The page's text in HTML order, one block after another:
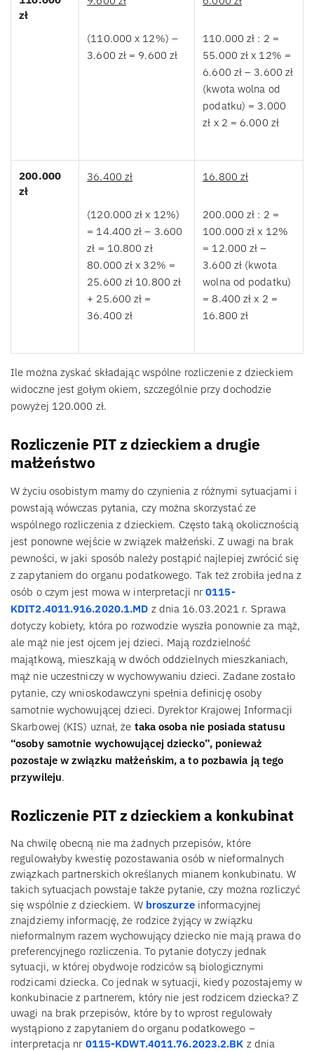
zł
(110.000 x 12%) –
3.600 zł = 9.600 zł
110.000 zł : 2 =
55.000 zł x 12% =
6.600 zł – 3.600 zł
(kwota wolna od
podatku) = 3.000
zł x 2 = 6.000 zł
200.000
zł
36.400 zł
(120.000 zł x 12%)
= 14.400 zł – 3.600
zł = 10.800 zł
80.000 zł x 32% =
25.600 zł 10.800 zł
+ 25.600 zł =
36.400 zł
16.800 zł
200.000 zł : 2 =
100.000 zł x 12%
= 12.000 zł –
3.600 zł (kwota
wolna od podatku)
= 8.400 zł x 2 =
16.800 zł
Ile można zyskać składając wspólne rozliczenie z dzieckiem
widoczne jest gołym okiem, szczególnie przy dochodzie
powyżej 120.000 zł.
Rozliczenie PIT z dzieckiem a drugie
małżeństwo
W życiu osobistym mamy do czynienia z różnymi sytuacjami i
powstają wówczas pytania, czy można skorzystać ze
wspólnego rozliczenia z dzieckiem. Często taką okolicznością
jest ponowne wejście w związek małżeński. Z uwagi na brak
pewności, w jaki sposób należy postąpić najlepiej zwrócić się
z zapytaniem do organu podatkowego. Tak też zrobiła jedna z
osób o czym jest mowa w interpretacji nr0115-
KDIT2.4011.916.2020.1.MD z dnia 16.03.2021 r. Sprawa
dotyczy kobiety, która po rozwodzie wyszła ponownie za mąż,
ale mąż nie jest ojcem jej dzieci. Mają rozdzielność
majątkową, mieszkają w dwóch oddzielnych mieszkaniach,
mąż nie uczestniczy w wychowywaniu dzieci. Zadane zostało
pytanie, czy wnioskodawczyni spełnia definicję osoby
samotnie wychowującej dzieci. Dyrektor Krajowej Informacji
Skarbowej (KIS) uznał, że taka osoba nie posiada statusu
“osoby samotnie wychowującej dziecko”, ponieważ
pozostaje w związku małżeńskim, a to pozbawia ją tego
przywileju.
Rozliczenie PIT z dzieckiem a konkubinat
Na chwilę obecną nie ma żadnych przepisów, które
regulowałyby kwestię pozostawania osób w nieformalnych
związkach partnerskich określanych mianem konkubinatu. W
takich sytuacjach powstaje także pytanie, czy można rozliczyć
się wspólnie z dzieckiem. W broszurzeinformacyjnej
znajdziemy informację, że rodzice żyjący w związku
nieformalnym razem wychowujący dziecko nie mają prawa do
preferencyjnego rozliczenia. To pytanie dotyczy jednak
sytuacji, w której obydwoje rodziców są biologicznymi
rodzicami dziecka. Co jednak w sytuacji, kiedy pozostajemy w
konkubinacie z partnerem, który nie jest rodzicem dziecka? Z
uwagi na brak przepisów, które by to wprost regulowały
wystąpiono z zapytaniem do organu podatkowego –
interpretacja nr 0115-KDWT.4011.76.2023.2.BK z dnia